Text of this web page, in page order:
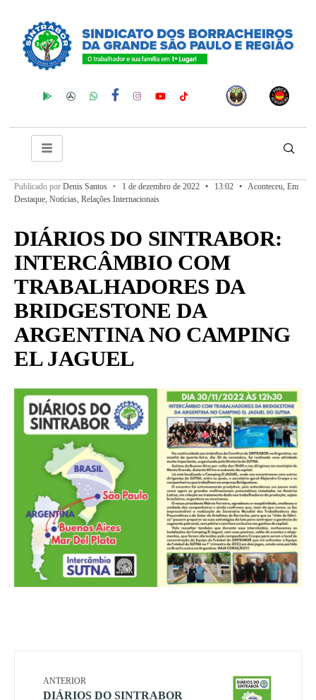
Publicado por Denis Santos • 1 de dezembro de 2022 • 13:02 • Aconteceu, Em
Destaque, Notícias, Relações Internacionais
DIÁRIOS DO SINTRABOR:
INTERCÂMBIO COM
TRABALHADORES DA
BRIDGESTONE DA
ARGENTINA NO CAMPING
EL JAGUEL
ANTERIOR
DIÁRIOS DO SINTRABOR